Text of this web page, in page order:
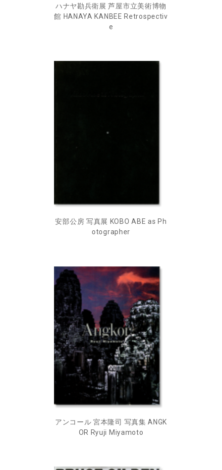
ハナヤ勘兵衛展 芦屋市立美術博物
館 HANAYA KANBEE Retrospectiv
e
安部公房 写真展 KOBO ABE as Ph
otographer
アンコール 宮本隆司 写真集 ANGK
OR Ryuji Miyamoto